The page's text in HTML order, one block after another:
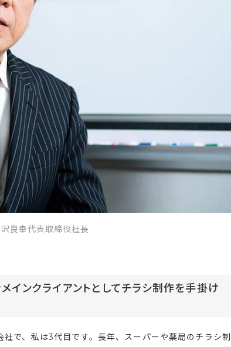
良幸代表取締役社長
インクライアントとしてチラシ制作を手掛け
で、私は3代目です。長年、スーパーや薬局のチラシ制